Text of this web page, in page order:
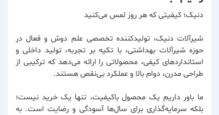
دنیک؛ کیفیتی که هر روز لمس می‌کنید
شیرآلات دنیک، تولیدکننده تخصصی علم دوش و فعال در
حوزه شیرآلات بهداشتی، با تکیه بر تجربه، تولید داخلی و
استانداردهای کیفی، محصولاتی را ارائه می‌دهد که ترکیبی از
طراحی مدرن، دوام بالا و عملکرد بی‌نقص هستند.
ما باور داریم یک محصول باکیفیت، تنها یک خرید نیست؛
بلکه سرمایه‌گذاری برای سال‌ها آسودگی و رضایت است. به